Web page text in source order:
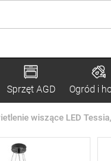
Sprzęt AGD Ogród i
wiszące LED